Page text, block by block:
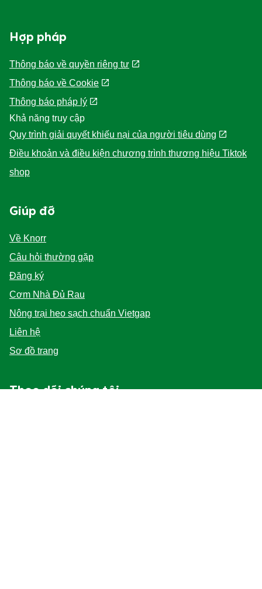
Hợp pháp
Thông báo về quyền riêng tư
Thông báo về Cookie
Thông báo pháp lý
Khả năng truy cập
Quy trình giải quyết khiếu nại của người tiêu dùng
Điều khoản và điều kiện chương trình thương hiệu Tiktok
shop
Giúp đỡ
Về Knorr
Câu hỏi thường gặp
Đăng ký
Cơm Nhà Đủ Rau
Nông trại heo sạch chuẩn Vietgap
Liên hệ
Sơ đồ trang
Theo dõi chúng tôi